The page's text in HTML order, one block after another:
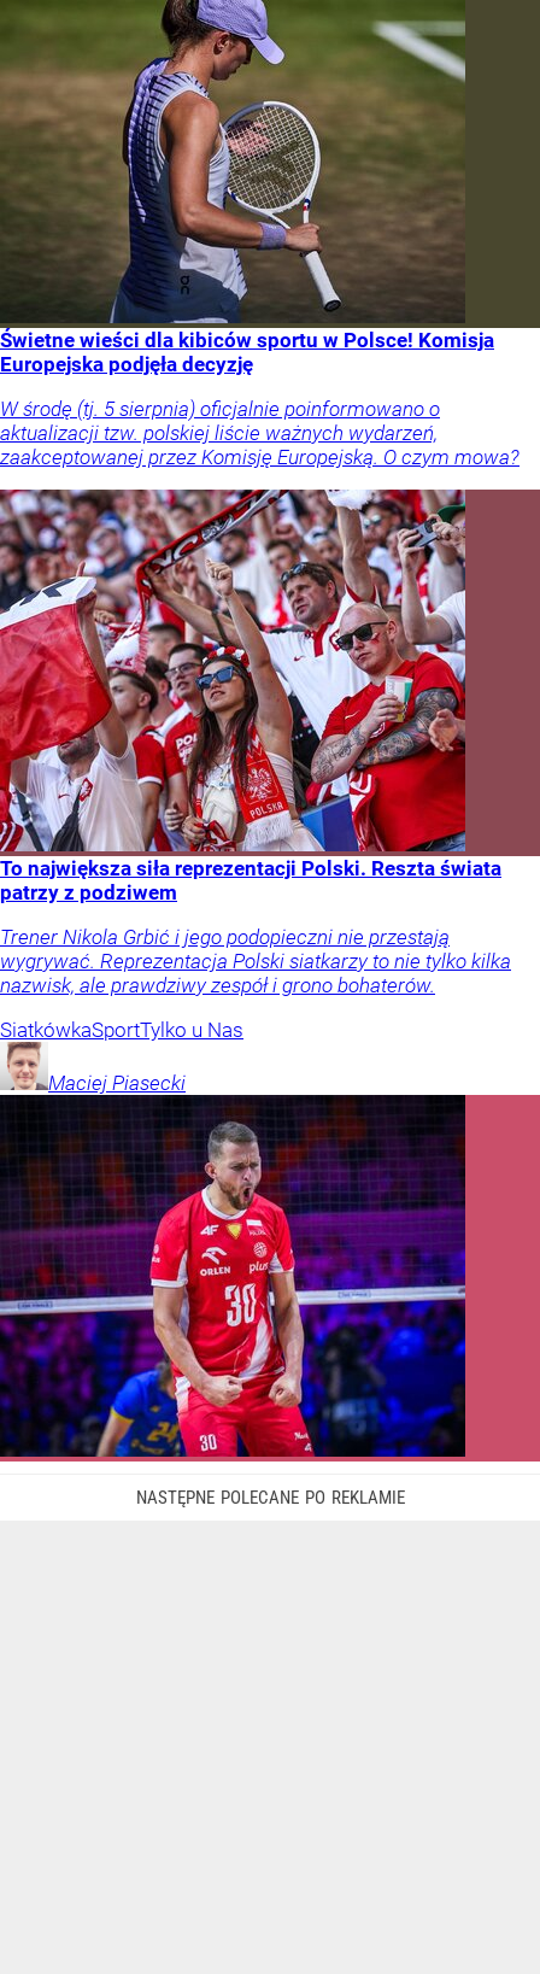
Świetne wieści dla kibiców sportu w Polsce! Komisja
Europejska podjęła decyzję
W środę (tj. 5 sierpnia) oficjalnie poinformowano o
aktualizacji tzw. polskiej liście ważnych wydarzeń,
zaakceptowanej przez Komisję Europejską. O czym mowa?
To największa siła reprezentacji Polski. Reszta świata
patrzy z podziwem
Trener Nikola Grbić i jego podopieczni nie przestają
wygrywać. Reprezentacja Polski siatkarzy to nie tylko kilka
nazwisk, ale prawdziwy zespół i grono bohaterów.
SiatkówkaSportTylko u Nas
Maciej Piasecki